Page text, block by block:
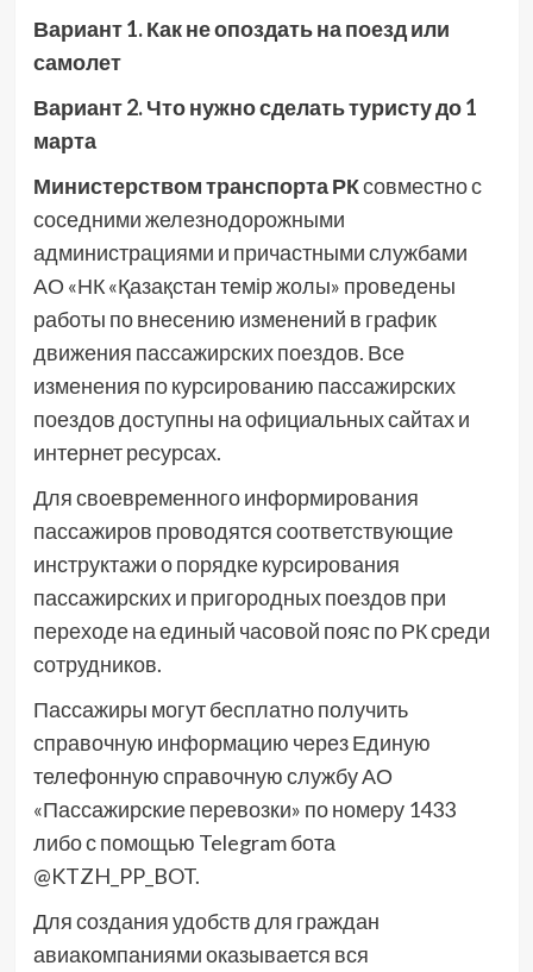
Вариант 1. Как не опоздать на поезд или
самолет
Вариант 2. Что нужно сделать туристу до 1
марта
Министерством транспорта РКсовместно с
соседними железнодорожными
администрациями и причастными службами
АО «НК «Қазақстан темір жолы» проведены
работы по внесению изменений в график
движения пассажирских поездов. Все
изменения по курсированию пассажирских
поездов доступны на официальных сайтах и
интернет ресурсах.
Для своевременного информирования
пассажиров проводятся соответствующие
инструктажи о порядке курсирования
пассажирских и пригородных поездов при
переходе на единый часовой пояс по РК среди
сотрудников.
Пассажиры могут бесплатно получить
справочную информацию через Единую
телефонную справочную службу АО
«Пассажирские перевозки» по номеру 1433
либо с помощью Telegram бота
@KTZH_PP_BOT.
Для создания удобств для граждан
авиакомпаниями оказывается вся